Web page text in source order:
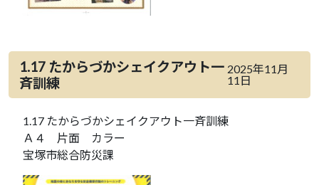
1.17 たからづかシェイクアウト一
斉訓練
2025年11月
11日
1.17 たからづかシェイクアウト一斉訓練
Ａ４ 片面 カラー
宝塚市総合防災課